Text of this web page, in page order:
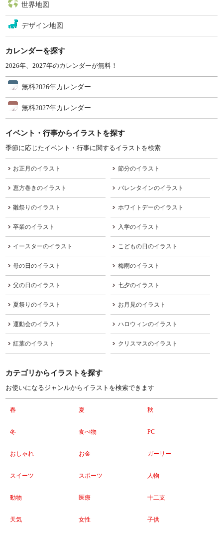
世界地図
デザイン地図
カレンダーを探す
2026年、2027年のカレンダーが無料！
無料2026年カレンダー
無料2027年カレンダー
イベント・行事からイラストを探す
季節に応じたイベント・行事に関するイラストを検索
お正月のイラスト 節分のイラスト
恵方巻きのイラスト バレンタインのイラスト
雛祭りのイラスト ホワイトデーのイラスト
卒業のイラスト 入学のイラスト
イースターのイラスト こどもの日のイラスト
母の日のイラスト 梅雨のイラスト
父の日のイラスト 七夕のイラスト
夏祭りのイラスト お月見のイラスト
運動会のイラスト ハロウィンのイラスト
紅葉のイラスト クリスマスのイラスト
カテゴリからイラストを探す
お使いになるジャンルからイラストを検索できます
春 夏 秋
冬 食べ物 PC
おしゃれ お金 ガーリー
スイーツ スポーツ 人物
動物 医療 十二支
天気 女性 子供